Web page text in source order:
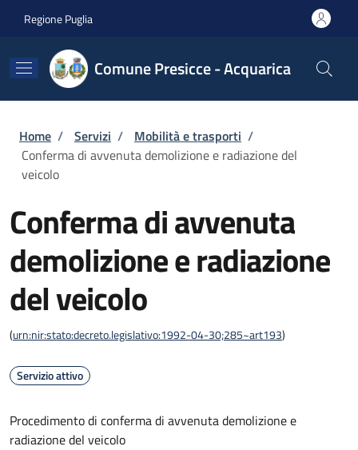
Regione Puglia
Comune Presicce - Acquarica
Briciole di pane
Home / Servizi / Mobilità e trasporti /
Conferma di avvenuta demolizione e radiazione del
veicolo
Conferma di avvenuta
demolizione e radiazione
del veicolo
(urn:nir:stato:decreto.legislativo:1992-04-30;285~art193)
Servizio attivo
Procedimento di conferma di avvenuta demolizione e
radiazione del veicolo